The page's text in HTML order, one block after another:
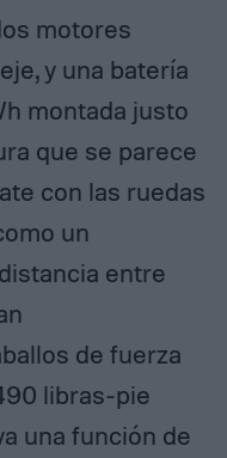
motores
y una batería
montada justo
que se parece
con las ruedas
un
entre
de fuerza
libras-pie
una función de